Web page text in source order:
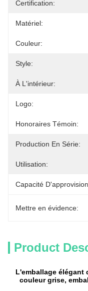
Certification:
Matériel:
Couleur:
Style:
À L'intérieur:
Logo:
Honoraires Témoin:
Production En Série:
Utilisation:
Capacité
Mettre en évidence:
Product
L'emballage élégant
couleur grise,